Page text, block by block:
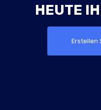
HEUTE
Erstellen